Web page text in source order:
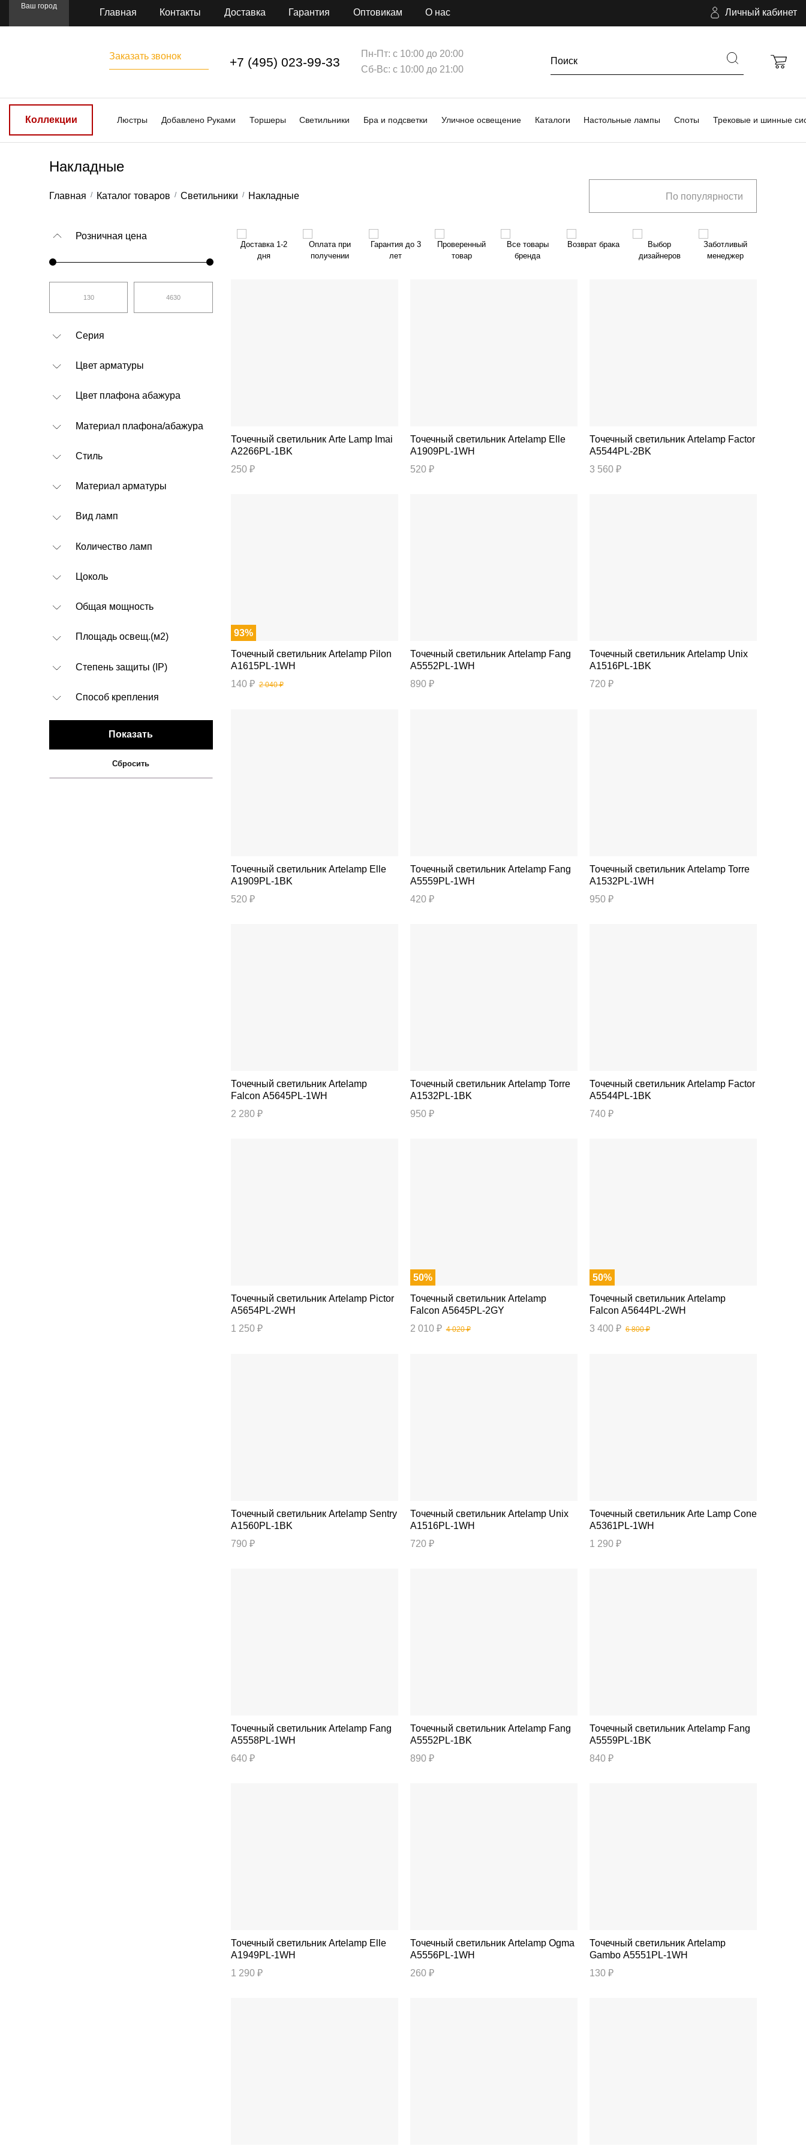
Ваш город
Главная Контакты Доставка Гарантия Оптовикам О нас Личный кабинет
Заказать звонок +7 (495) 023-99-33
Пн-Пт: с 10:00 до 20:00
Сб-Вс: с 10:00 до 21:00
Коллекции Люстры Добавлено Руками Торшеры Светильники Бра и подсветки Уличное освещение Каталоги Настольные лампы Споты Трековые и шинные
Накладные
Главная Каталог товаров Светильники Накладные По популярности
Розничная цена
Серия
Цвет арматуры
Цвет плафона абажура
Материал плафона/абажура
Стиль
Материал арматуры
Вид ламп
Количество ламп
Цоколь
Общая мощность
Площадь освещ.(м2)
Степень защиты (IP)
Способ крепления
Показать
Сбросить
Доставка 1-2
дня
Оплата при
получении
Гарантия до 3
лет
Проверенный
товар
Все товары
бренда
Возврат брака
Выбор
дизайнеров
Заботливый
менеджер
Точечный светильник Arte Lamp Imai
A2266PL-1BK
250 ₽
Точечный светильник Artelamp Elle
A1909PL-1WH
520 ₽
Точечный светильник Artelamp Factor
A5544PL-2BK
3 560 ₽
93%
Точечный светильник Artelamp Pilon
A1615PL-1WH
140 ₽ 2 040 ₽
Точечный светильник Artelamp Fang
A5552PL-1WH
890 ₽
Точечный светильник Artelamp Unix
A1516PL-1BK
720 ₽
Точечный светильник Artelamp Elle
A1909PL-1BK
520 ₽
Точечный светильник Artelamp Fang
A5559PL-1WH
420 ₽
Точечный светильник Artelamp Torre
A1532PL-1WH
950 ₽
Точечный светильник Artelamp
Falcon A5645PL-1WH
2 280 ₽
Точечный светильник Artelamp Torre
A1532PL-1BK
950 ₽
Точечный светильник Artelamp Factor
A5544PL-1BK
740 ₽
Точечный светильник Artelamp Pictor
A5654PL-2WH
1 250 ₽
50%
Точечный светильник Artelamp
Falcon A5645PL-2GY
2 010 ₽ 4 020 ₽
50%
Точечный светильник Artelamp
Falcon A5644PL-2WH
3 400 ₽ 6 800 ₽
Точечный светильник Artelamp Sentry
A1560PL-1BK
790 ₽
Точечный светильник Artelamp Unix
A1516PL-1WH
720 ₽
Точечный светильник Arte Lamp Cone
A5361PL-1WH
1 290 ₽
Точечный светильник Artelamp Fang
A5558PL-1WH
640 ₽
Точечный светильник Artelamp Fang
A5552PL-1BK
890 ₽
Точечный светильник Artelamp Fang
A5559PL-1BK
840 ₽
Точечный светильник Artelamp Elle
A1949PL-1WH
1 290 ₽
Точечный светильник Artelamp Ogma
A5556PL-1WH
260 ₽
Точечный светильник Artelamp
Gambo A5551PL-1WH
130 ₽